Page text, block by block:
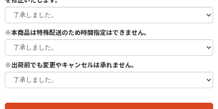
※本商品は特殊配送のため時間指定はできません。
※出荷前でも変更やキャンセルは承れません。